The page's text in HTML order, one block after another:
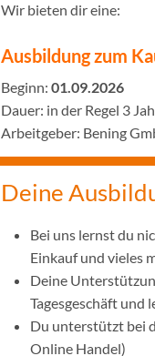
Wir bieten dir eine:
Ausbildung zum
Beginn: 01.09.2026
Dauer: in der Regel 3
Arbeitgeber: Bening
Deine
Bei uns lernst du
Einkauf und vieles
Deine
Tagesgeschäft und
Du unterstützt bei
Online Handel)